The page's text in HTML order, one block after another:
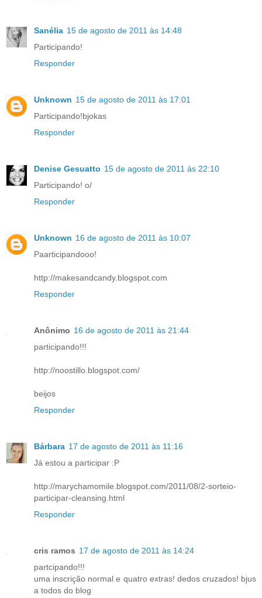
Sanélia 15 de agosto de 2011 às 14:48
Participando!
Responder
Unknown 15 de agosto de 2011 às 17:01
Participando!bjokas
Responder
Denise Gesuatto 15 de agosto de 2011 às 22:10
Participando! o/
Responder
Unknown 16 de agosto de 2011 às 10:07
Paarticipandooo!
http://makesandcandy.blogspot.com
Responder
Anônimo 16 de agosto de 2011 às 21:44
participando!!!
http://noostillo.blogspot.com/
beijos
Responder
Bárbara 17 de agosto de 2011 às 11:16
Já estou a participar :P
http://marychamomile.blogspot.com/2011/08/2-sorteio-
participar-cleansing.html
Responder
cris ramos 17 de agosto de 2011 às 14:24
partcipando!!!
uma inscrição normal e quatro extras! dedos cruzados! bjus
a todos do blog